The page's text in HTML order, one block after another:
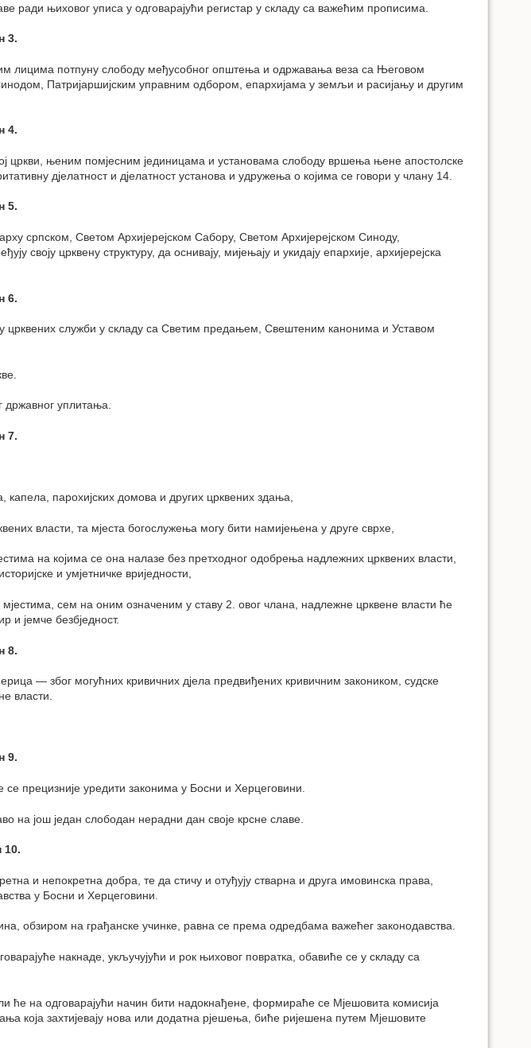
ради њиховог уписа у одговарајући регистар у складу са важећим прописима.
3.
лицима потпуну слободу међусобног општења и одржавања веза са Његовом
Патријаршијским управним одбором, епархијама у земљи и расијању и другим
4.
цркви, њеним помјесним јединицама и установама слободу вршења њене апостолске
дјелатност и дјелатност установа и удружења о којима се говори у члану 14.
5.
српском, Светом Архијерејском Сабору, Светом Архијерејском Синоду,
црквену структуру, да оснивају, мијењају и укидају епархије, архијерејска
6.
црквених служби у складу са Светим предањем, Свештеним канонима и Уставом
државног уплитања.
7.
парохијских домова и других црквених здања,
власти, та мјеста богослужења могу бити намијењена у друге сврхе,
на којима се она налазе без претходног одобрења надлежних црквених власти,
и умјетничке вриједности,
сем на оним означеним у ставу 2. овог члана, надлежне црквене власти ће
и јемче безбједност.
8.
— због могућних кривичних дјела предвиђених кривичним закоником, судске
власти.
9.
прецизније уредити законима у Босни и Херцеговини.
на још један слободан нерадни дан своје крсне славе.
10.
и непокретна добра, те да стичу и отуђују стварна и друга имовинска права,
у Босни и Херцеговини.
обзиром на грађанске учинке, равна се према одредбама важећег законодавства.
накнаде, укључујући и рок њиховог повратка, обавиће се у складу са
ће на одговарајући начин бити надокнађене, формираће се Мјешовита комисија
која захтијевају нова или додатна рјешења, биће ријешена путем Мјешовите